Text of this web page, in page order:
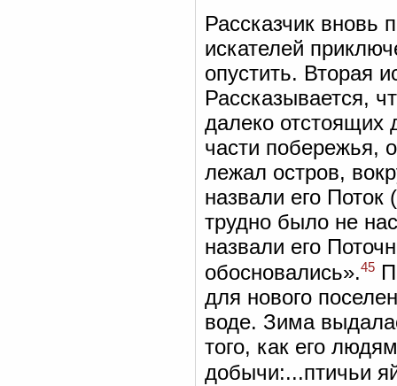
Рассказчик вновь
искателей
опустить. Вторая
Рассказывается,
далеко отстоящих
части побережья,
лежал остров,
назвали его
трудно было не
назвали его
обосновались».45
для нового
воде. Зима
того, как его
добычи:...птичьи